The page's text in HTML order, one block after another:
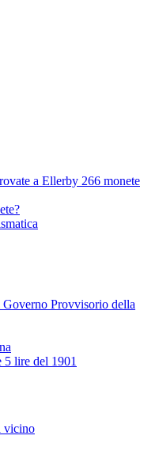
a Ellerby 266 monete
Provvisorio della
5 lire del 1901
vicino